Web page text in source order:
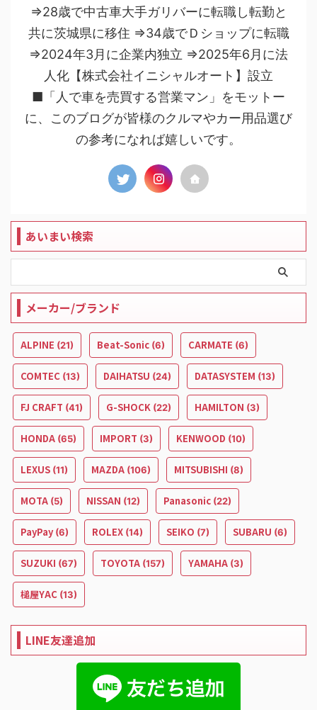
⇒28歳で中古車大手ガリバーに転職し転勤と
共に茨城県に移住 ⇒34歳でＤショップに転職
⇒2024年3月に企業内独立 ⇒2025年6月に法
人化【株式会社イニシャルオート】設立
■「人で車を売買する営業マン」をモットー
に、このブログが皆様のクルマやカー用品選び
の参考になれば嬉しいです。
あいまい検索
メーカー/ブランド
ALPINE (21) Beat-Sonic (6) CARMATE (6)
COMTEC (13) DAIHATSU (24) DATASYSTEM (13)
FJ CRAFT (41) G-SHOCK (22) HAMILTON (3)
HONDA (65) IMPORT (3) KENWOOD (10)
LEXUS (11) MAZDA (106) MITSUBISHI (8)
MOTA (5) NISSAN (12) Panasonic (22)
PayPay(6) ROLEX (14) SEIKO (7) SUBARU (6)
SUZUKI (67) TOYOTA (157) YAMAHA (3)
槌屋YAC (13)
LINE友達追加